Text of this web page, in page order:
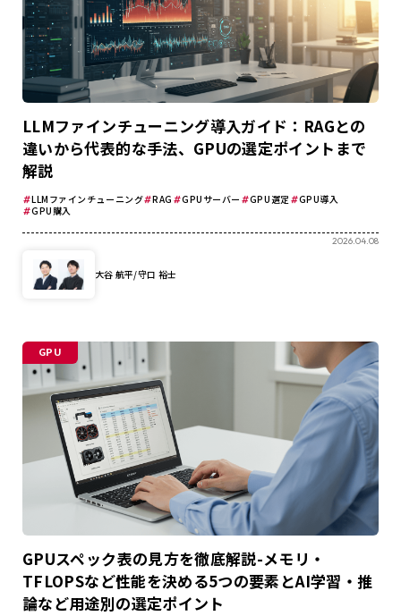
LLMファインチューニング導入ガイド：RAGとの
違いから代表的な手法、GPUの選定ポイントまで
解説
LLMファインチューニング RAG GPUサーバー GPU選定
GPU導入
GPU購入
2026.04.08
大谷 航平/守口 裕士
GPU
GPUスペック表の見方を徹底解説-メモリ・
TFLOPSなど性能を決める5つの要素とAI学習・推
論など用途別の選定ポイント